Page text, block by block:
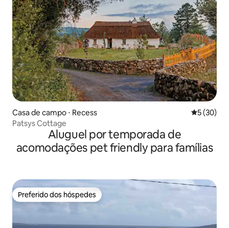
Casa de campo ⋅ Recess 5 de uma
5 (30)
Patsys Cottage
Aluguel por temporada de
acomodações pet friendly para famílias
Preferido dos hóspedes
Preferido dos hóspedes